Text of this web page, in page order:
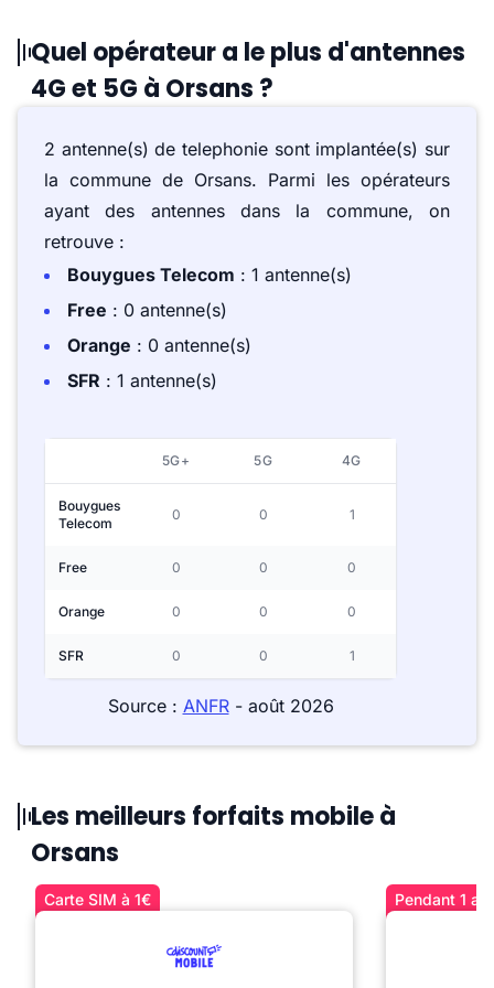
Quel opérateur a le plus d'antennes
4G et 5G à Orsans ?
2 antenne(s) de telephonie sont implantée(s) sur
la commune de Orsans. Parmi les opérateurs
ayant des antennes dans la commune, on
retrouve :
Bouygues Telecom : 1 antenne(s)
Free : 0 antenne(s)
Orange : 0 antenne(s)
SFR : 1 antenne(s)
5G+ 5G 4G
Bouygues
Telecom
0 0 1
Free 0 0 0
Orange 0 0 0
SFR 0 0 1
Source : ANFR- août 2026
Les meilleurs forfaits mobile à
Orsans
Carte SIM à 1€ Pendant 1